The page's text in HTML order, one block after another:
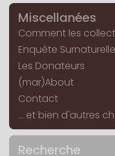
Miscellanées
Comment les
Enquête Surnaturelle
Les Donateurs
(mar)About
Contact
... et bien d'autres
Recherche